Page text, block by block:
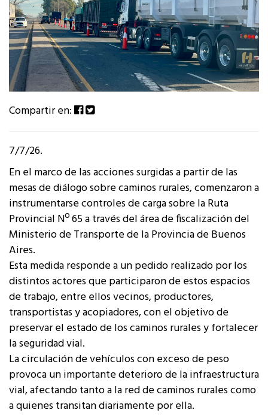
Compartir en:
7/7/26.
En el marco de las acciones surgidas a partir de las
mesas de diálogo sobre caminos rurales, comenzaron a
instrumentarse controles de carga sobre la Ruta
Provincial Nº 65 a través del área de fiscalización del
Ministerio de Transporte de la Provincia de Buenos
Aires.
Esta medida responde a un pedido realizado por los
distintos actores que participaron de estos espacios
de trabajo, entre ellos vecinos, productores,
transportistas y acopiadores, con el objetivo de
preservar el estado de los caminos rurales y fortalecer
la seguridad vial.
La circulación de vehículos con exceso de peso
provoca un importante deterioro de la infraestructura
vial, afectando tanto a la red de caminos rurales como
a quienes transitan diariamente por ella.